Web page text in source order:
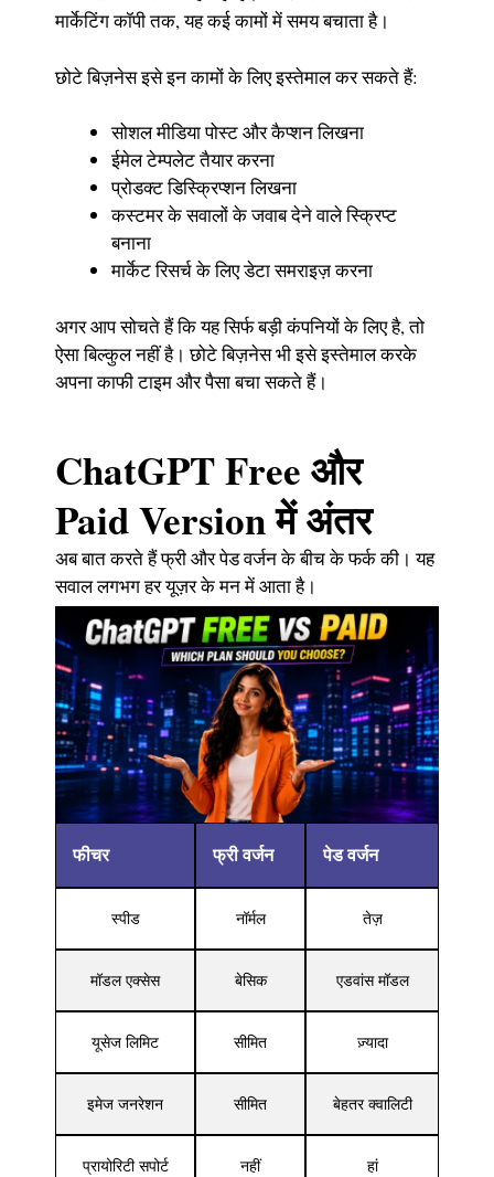
मार्केटिंग कॉपी तक, यह कई कामों में समय बचाता है।
छोटे बिज़नेस इसे इन कामों के लिए इस्तेमाल कर सकते हैं:
सोशल मीडिया पोस्ट और कैप्शन लिखना
ईमेल टेम्पलेट तैयार करना
प्रोडक्ट डिस्क्रिप्शन लिखना
कस्टमर के सवालों के जवाब देने वाले स्क्रिप्ट
बनाना
मार्केट रिसर्च के लिए डेटा समराइज़ करना
अगर आप सोचते हैं कि यह सिर्फ बड़ी कंपनियों के लिए है, तो
ऐसा बिल्कुल नहीं है। छोटे बिज़नेस भी इसे इस्तेमाल करके
अपना काफी टाइम और पैसा बचा सकते हैं।
ChatGPT Free और
Paid Version में अंतर
अब बात करते हैं फ्री और पेड वर्जन के बीच के फर्क की। यह
सवाल लगभग हर यूज़र के मन में आता है।
फीचर फ्री वर्जन पेड वर्जन
स्पीड नॉर्मल तेज़
मॉडल एक्सेस बेसिक एडवांस मॉडल
यूसेज लिमिट सीमित ज़्यादा
इमेज जनरेशन सीमित बेहतर क्वालिटी
प्रायोरिटी सपोर्ट नहीं हां